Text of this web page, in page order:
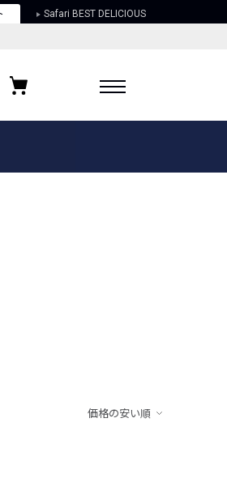
Safari BEST DELICIOUS
気に入りブランド
価格の安い順